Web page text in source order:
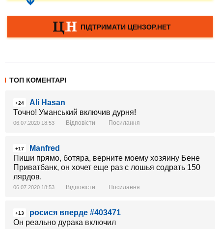
ТОП КОМЕНТАРІ
+24
Ali Hasan
Точно! Уманський включив дурня!
06.07.2020 18:53 Відповісти Посилання
+17
Manfred
Пиши прямо, ботяра, верните моему хозяину Бене
Приватбанк, он хочет еще раз с лошья содрать 150
лярдов.
06.07.2020 18:53 Відповісти Посилання
+13
росися вперде #403471
Он реально дурака включил